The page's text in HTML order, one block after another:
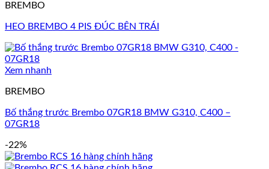
BREMBO
HEO BREMBO 4 PIS ĐÚC BÊN TRÁI
Xem nhanh
BREMBO
Bố thắng trước Brembo 07GR18 BMW G310, C400 –
07GR18
-22%